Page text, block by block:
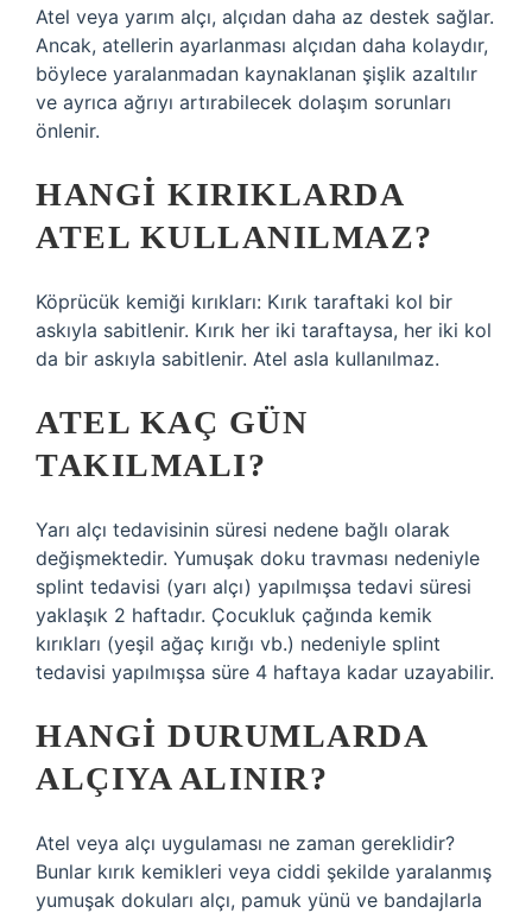
Atel veya yarım alçı, alçıdan daha az destek sağlar.
Ancak, atellerin ayarlanması alçıdan daha kolaydır,
böylece yaralanmadan kaynaklanan şişlik azaltılır
ve ayrıca ağrıyı artırabilecek dolaşım sorunları
önlenir.
HANGI KIRIKLARDA
ATEL KULLANILMAZ?
Köprücük kemiği kırıkları: Kırık taraftaki kol bir
askıyla sabitlenir. Kırık her iki taraftaysa, her iki kol
da bir askıyla sabitlenir. Atel asla kullanılmaz.
ATEL KAÇ GÜN
TAKILMALI?
Yarı alçı tedavisinin süresi nedene bağlı olarak
değişmektedir. Yumuşak doku travması nedeniyle
splint tedavisi (yarı alçı) yapılmışsa tedavi süresi
yaklaşık 2 haftadır. Çocukluk çağında kemik
kırıkları (yeşil ağaç kırığı vb.) nedeniyle splint
tedavisi yapılmışsa süre 4 haftaya kadar uzayabilir.
HANGI DURUMLARDA
ALÇIYA ALINIR?
Atel veya alçı uygulaması ne zaman gereklidir?
Bunlar kırık kemikleri veya ciddi şekilde yaralanmış
yumuşak dokuları alçı, pamuk yünü ve bandajlarla